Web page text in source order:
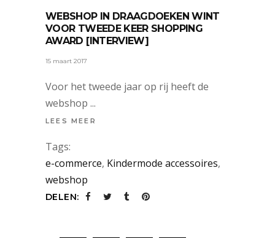
WEBSHOP IN DRAAGDOEKEN WINT
VOOR TWEEDE KEER SHOPPING
AWARD [INTERVIEW]
15 maart 2017
Voor het tweede jaar op rij heeft de
webshop
LEES MEER
Tags:
e-commerce, Kindermode accessoires,
webshop
DELEN: